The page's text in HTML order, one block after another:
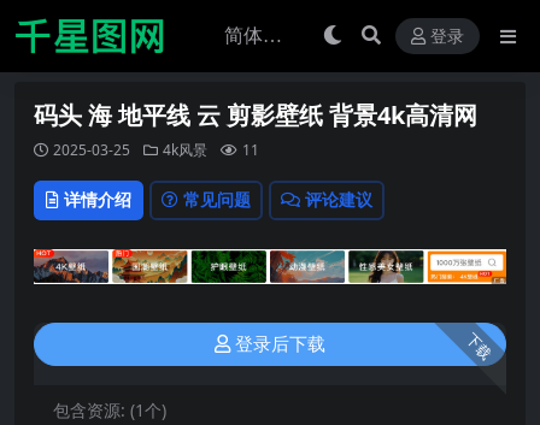
登录
码头 海 地平线 云 剪影壁纸 背景4k高清网
2025-03-25 4k风景 11
详情介绍 常见问题 评论建议
下载
登录后下载
包含资源: (1个)